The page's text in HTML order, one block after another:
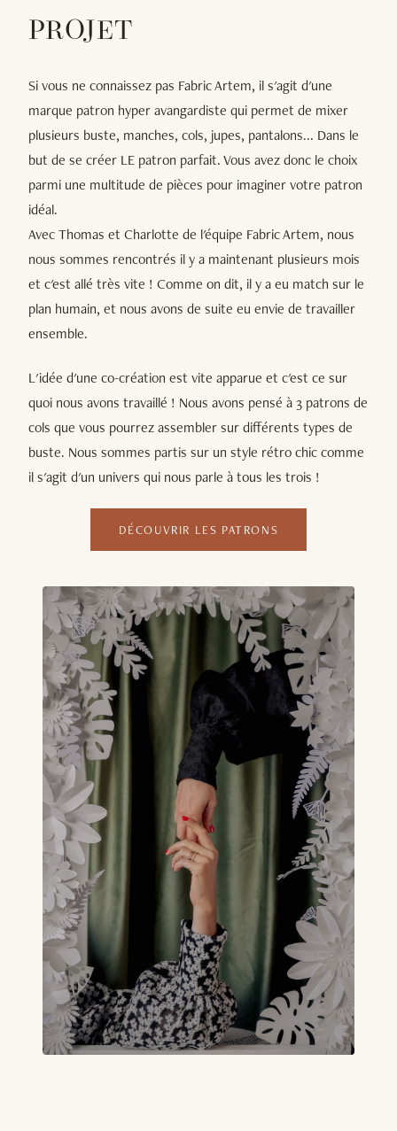
PROJET
Si vous ne connaissez pas Fabric Artem, il s'agit d'une
marque patron hyper avangardiste qui permet de mixer
plusieurs buste, manches, cols, jupes, pantalons... Dans le
but de se créer LE patron parfait. Vous avez donc le choix
parmi une multitude de pièces pour imaginer votre patron
idéal.
Avec Thomas et Charlotte de l'équipe Fabric Artem, nous
nous sommes rencontrés il y a maintenant plusieurs mois
et c'est allé très vite ! Comme on dit, il y a eu match sur le
plan humain, et nous avons de suite eu envie de travailler
ensemble.
L'idée d'une co-création est vite apparue et c'est ce sur
quoi nous avons travaillé ! Nous avons pensé à 3 patrons de
cols que vous pourrez assembler sur différents types de
buste. Nous sommes partis sur un style rétro chic comme
il s'agit d'un univers qui nous parle à tous les trois !
DÉCOUVRIR LES PATRONS